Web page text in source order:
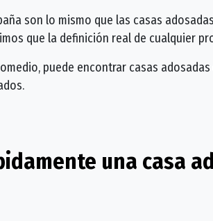
son lo mismo que las casas
que la definición real de cualquier
puede encontrar casas
una casa